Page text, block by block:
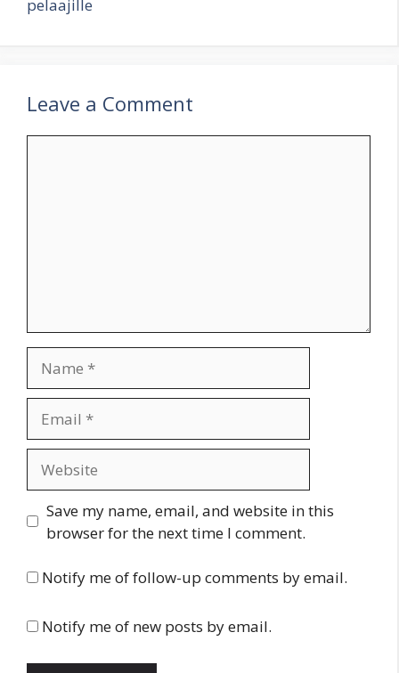
pelaajille
Leave a Comment
Save my name, email, and website in this
browser for the next time I comment.
Notify me of follow-up comments by email.
Notify me of new posts by email.